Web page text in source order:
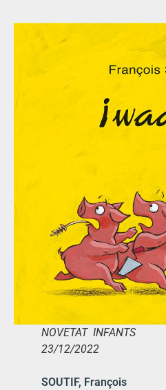
NOVETAT INFANTS
23/12/2022
SOUTIF, François